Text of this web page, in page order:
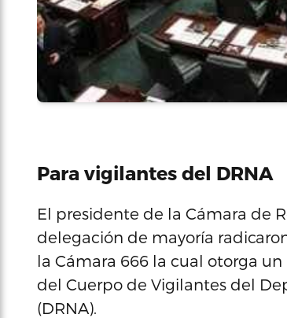
Para vigilantes del DRNA
El presidente de la Cámara de
delegación de mayoría
la Cámara 666 la cual otorga
del Cuerpo de Vigilantes del
(DRNA).